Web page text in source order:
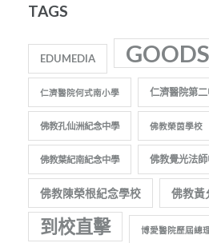
TAGS
EDUMEDIA
仁濟醫院何式南小學 仁濟醫院第
佛教孔仙洲紀念中學 佛教榮茵學校
佛教葉紀南紀念中學 佛教覺光法
佛教陳榮根紀念學校 佛教黃
到校直擊 博愛醫院歷屆總